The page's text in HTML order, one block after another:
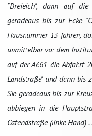
"Dreieich", dann auf
geradeaus bis zur Ecke
Hausnummer 13 fahren,
unmittelbar vor dem
auf der A661 die Abfahrt
Landstraße" und dann bis
Sie geradeaus bis zur
abbiegen in die
Ostendstraße (linke Hand) .